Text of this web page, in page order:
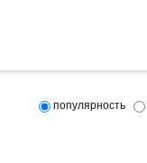
популярность